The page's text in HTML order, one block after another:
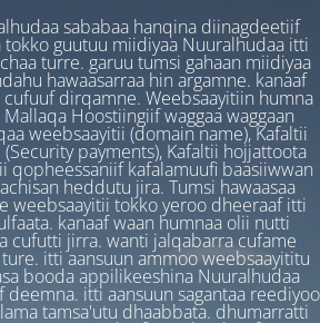
sababaa hanqina diinagdeetiif
tokko guutuu miidiyaa Nuuralhudaa itti
turre. garuu tumsi gahaan miidiyaa
hawaasarraa hin argamne. kanaaf
dirqamne. Weebsaayitiin humna
Hoostiingiif waggaa waggaan
weebsaayitii (domain name), Kafaltii
payments), Kafaltii hojjattoota
qopheessaniif kafalamuufi baasiiwwan
heddutu jira. Tumsi hawaasaa
weebsaayitii tokko yeroo dheeraaf itti
kanaaf waan humnaa olii nutti
cufutti jirra. wanti jalqabarra cufame
itti aansuun ammoo weebsaayititu
booda appilikeeshina Nuuralhudaa
itti aansuun sagantaa reediyoo
tamsa'utu dhaabbata. dhumarratti